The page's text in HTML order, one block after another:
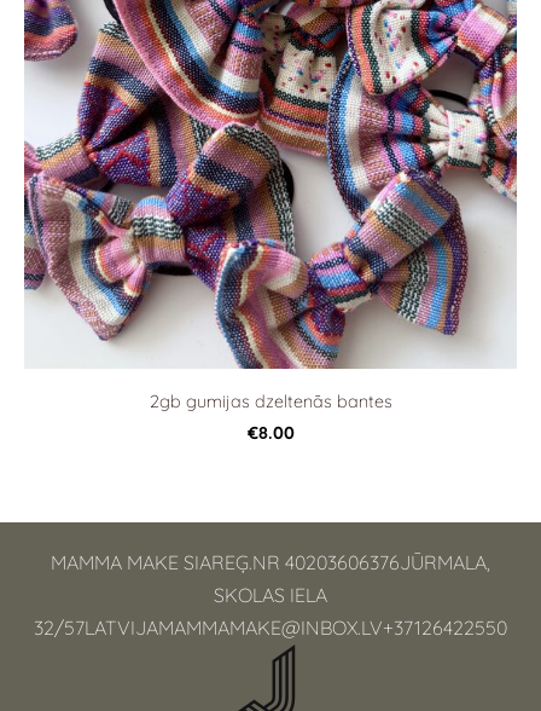
2gb gumijas dzeltenās bantes
€8.00
MAMMA MAKE SIAREĢ.NR 40203606376JŪRMALA,
SKOLAS IELA
32/57LATVIJAMAMMAMAKE@INBOX.LV+37126422550